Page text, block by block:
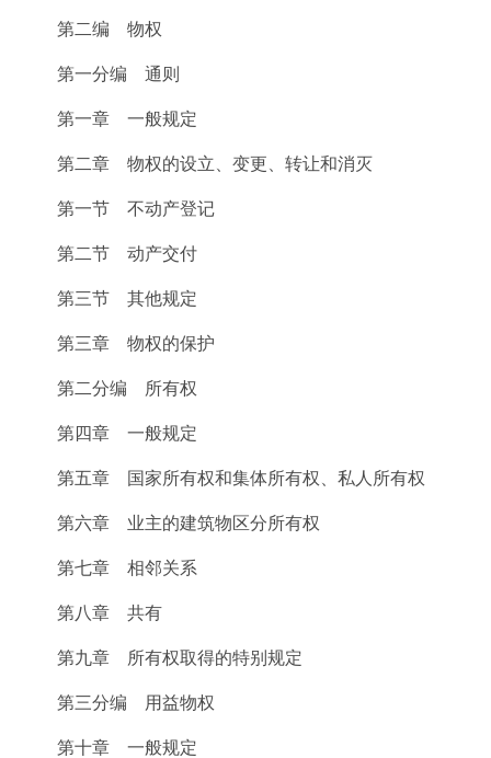
第二编 物权
第一分编 通则
第一章 一般规定
第二章 物权的设立、变更、转让和消灭
第一节 不动产登记
第二节 动产交付
第三节 其他规定
第三章 物权的保护
第二分编 所有权
第四章 一般规定
第五章 国家所有权和集体所有权、私人所有权
第六章 业主的建筑物区分所有权
第七章 相邻关系
第八章 共有
第九章 所有权取得的特别规定
第三分编 用益物权
第十章 一般规定